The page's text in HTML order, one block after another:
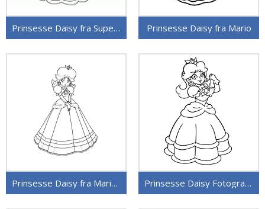
Prinsesse Daisy fra Super Mario Prinsesse Daisy fra Mario
Prinsesse Daisy fra Mario Spill Prinsesse Daisy Fotografier